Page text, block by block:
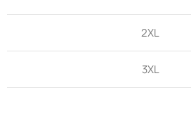
2XL
3XL